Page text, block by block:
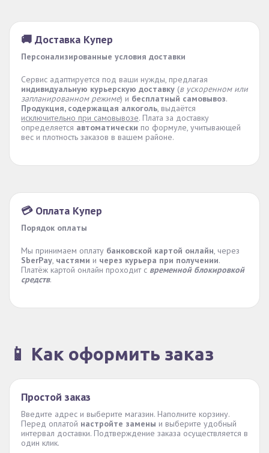
🚚 Доставка Купер
Персонализированные условия доставки
Сервис адаптируется под ваши нужды, предлагая
индивидуальную курьерскую доставку (в ускоренном или
запланированном режиме) и бесплатный самовывоз.
Продукция, содержащая алкоголь, выдаётся
исключительно при самовывозе. Плата за доставку
определяется автоматически по формуле, учитывающей
вес и плотность заказов в вашем районе.
💳 Оплата Купер
Порядок оплаты
Мы принимаем оплату банковской картой онлайн, через
SberPay, частями и через курьера при получении.
Платёж картой онлайн проходит с временной блокировкой
средств.
📱 Как оформить заказ
Простой заказ
Введите адрес и выберите магазин. Наполните корзину.
Перед оплатой настройте замены и выберите удобный
интервал доставки. Подтверждение заказа осуществляется в
один клик.